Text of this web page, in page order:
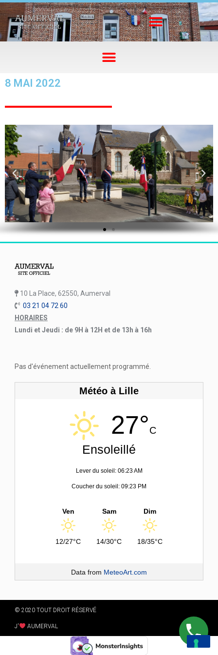
8 MAI 2022
10 La Place, 62550, Aumerval
03 21 04 72 60
HORAIRES
Lundi et Jeudi : de 9H à 12H et de 13h à 16h
Pas d'événement actuellement programmé.
Météo à Lille
27°C
Ensoleillé
Lever du soleil: 06:23 AM
Coucher du soleil: 09:23 PM
Ven
12/27°C
Sam
14/30°C
Dim
18/35°C
Data from MeteoArt.com
© 2020 TOUT DROIT RÉSERVÉ
J' AUMERVAL